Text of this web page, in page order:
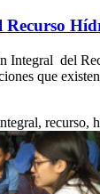
Integral del
que
recurso,